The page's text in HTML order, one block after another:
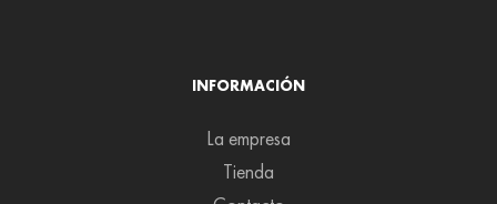
INFORMACIÓN
La empresa
Tienda